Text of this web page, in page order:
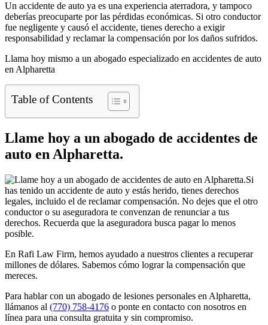
Un accidente de auto ya es una experiencia aterradora, y tampoco
deberías preocuparte por las pérdidas económicas. Si otro conductor
fue negligente y causó el accidente, tienes derecho a exigir
responsabilidad y reclamar la compensación por los daños sufridos.
Llama hoy mismo a un abogado especializado en accidentes de auto
en Alpharetta
Table of Contents
Llame hoy a un abogado de accidentes de
auto en Alpharetta.
Si
has tenido un accidente de auto y estás herido, tienes derechos
legales, incluido el de reclamar compensación. No dejes que el otro
conductor o su aseguradora te convenzan de renunciar a tus
derechos. Recuerda que la aseguradora busca pagar lo menos
posible.
En Rafi Law Firm, hemos ayudado a nuestros clientes a recuperar
millones de dólares. Sabemos cómo lograr la compensación que
mereces.
Para hablar con un abogado de lesiones personales en Alpharetta,
llámanos al (770) 758-4176 o ponte en contacto con nosotros en
línea para una consulta gratuita y sin compromiso.